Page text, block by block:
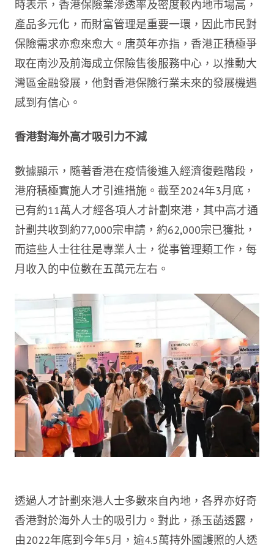
時表示，香港保險業滲透率及密度較內地市場高，
產品多元化，而財富管理是重要一環，因此市民對
保險需求亦愈來愈大。唐英年亦指，香港正積極爭
取在南沙及前海成立保險售後服務中心，以推動大
灣區金融發展，他對香港保險行業未來的發展機遇
感到有信心。
香港對海外高才吸引力不減
數據顯示，隨著香港在疫情後進入經濟復甦階段，
港府積極實施人才引進措施。截至2024年3月底，
已有約11萬人才經各項人才計劃來港，其中高才通
計劃共收到約77,000宗申請，約62,000宗已獲批，
而這些人士往往是專業人士，從事管理類工作，每
月收入的中位數在五萬元左右。
透過人才計劃來港人士多數來自內地，各界亦好奇
香港對於海外人士的吸引力。對此，孫玉菡透露，
由2022年底到今年5月，逾4.5萬持外國護照的人透